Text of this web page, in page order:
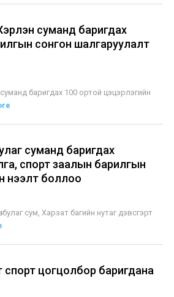
суманд баригдах
сонгон шалгаруулалт
баригдах 100 ортой цэцэрлэгийн
суманд баригдах
спорт заалын барилгын
нээлт боллоо
сум, Харзат багийн нутаг дэвсгэрт
спорт цогцолбор баригдана